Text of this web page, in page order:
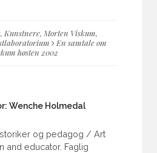
, Kunstnere, Morten Viskum,
En samtale om
høsten 2002
Wenche Holmedal
og pedagog / Art
and educator. Faglig